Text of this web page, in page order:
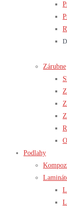
Zárubne
Podlahy